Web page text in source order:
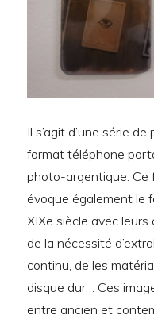
Il s’agit d’une série
format téléphone
photo-argentique. Ce
évoque également le
XIXe siècle avec
de la nécessité
continu, de les
disque dur… Ces
entre ancien et